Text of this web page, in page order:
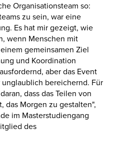
Organisationsteam so:
zu sein, war eine
Es hat mir gezeigt, wie
wenn Menschen mit
gemeinsamen Ziel
und Koordination
aber das Event
bereichernd. Für
dass das Teilen von
das Morgen zu gestalten",
im Masterstudiengang
des